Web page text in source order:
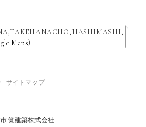
Maps)
サイトマップ
覚建築株式会社